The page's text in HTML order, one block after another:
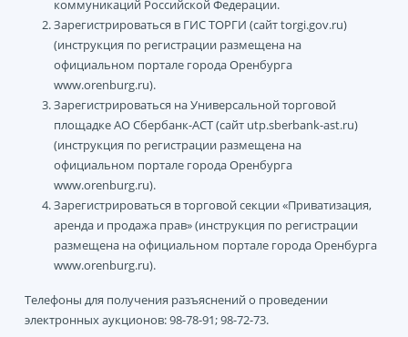
коммуникаций Российской Федерации.
Зарегистрироваться в ГИС ТОРГИ (сайт torgi.gov.ru)
(инструкция по регистрации размещена на
официальном портале города Оренбурга
www.orenburg.ru).
Зарегистрироваться на Универсальной торговой
площадке АО Сбербанк-АСТ (сайт utp.sberbank-ast.ru)
(инструкция по регистрации размещена на
официальном портале города Оренбурга
www.orenburg.ru).
Зарегистрироваться в торговой секции «Приватизация,
аренда и продажа прав» (инструкция по регистрации
размещена на официальном портале города Оренбурга
www.orenburg.ru).
Телефоны для получения разъяснений о проведении
электронных аукционов: 98-78-91; 98-72-73.